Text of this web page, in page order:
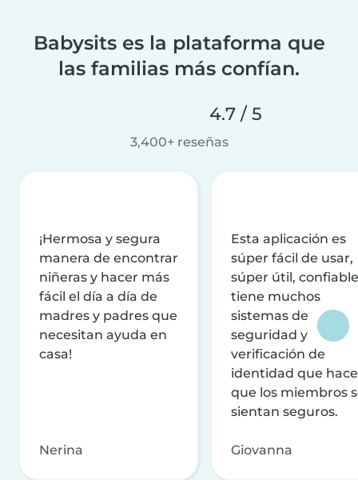
Babysits es la plataforma que
las familias más confían.
4.7 / 5
3,400+ reseñas
¡Hermosa y segura
manera de encontrar
niñeras y hacer más
fácil el día a día de
madres y padres que
necesitan ayuda en
casa!
Nerina
Esta aplicación es
súper fácil de usar,
súper útil,
tiene muchos
sistemas de
seguridad y
verificación de
identidad que
que los miembros
sientan seguros.
Giovanna